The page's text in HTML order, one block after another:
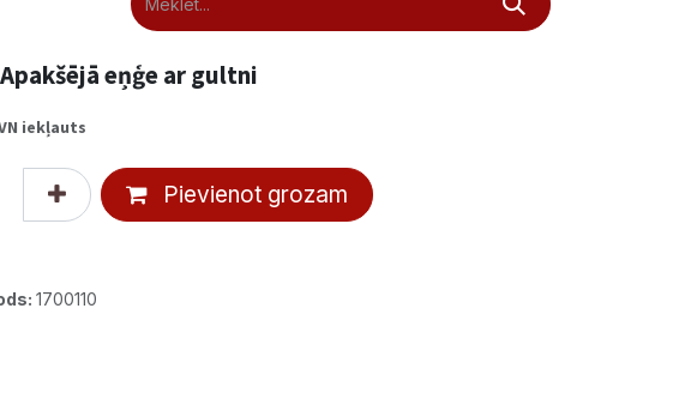
Apakšējā eņģe ar gultni
iekļauts
Pievienot grozam
1700110